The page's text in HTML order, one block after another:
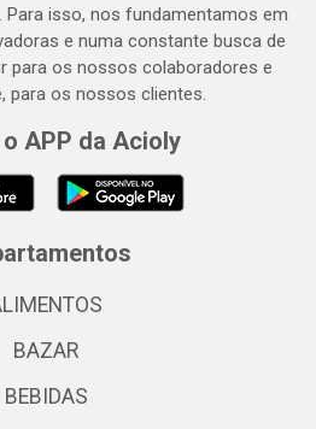
Para isso, nos fundamentamos em
e numa constante busca de
para os nossos colaboradores e
para os nossos clientes.
APP da Acioly
BAZAR
BEBIDAS